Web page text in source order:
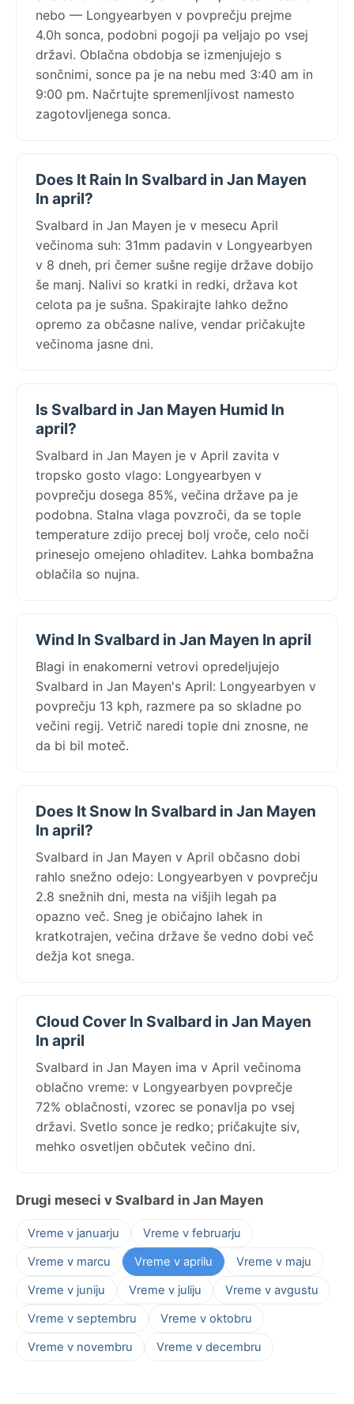
nebo — Longyearbyen v povprečju prejme
4.0h sonca, podobni pogoji pa veljajo po vsej
državi. Oblačna obdobja se izmenjujejo s
sončnimi, sonce pa je na nebu med 3:40 am in
9:00 pm. Načrtujte spremenljivost namesto
zagotovljenega sonca.
Does It Rain In Svalbard in Jan Mayen
In april?
Svalbard in Jan Mayen je v mesecu April
večinoma suh: 31mm padavin v Longyearbyen
v 8 dneh, pri čemer sušne regije države dobijo
še manj. Nalivi so kratki in redki, država kot
celota pa je sušna. Spakirajte lahko dežno
opremo za občasne nalive, vendar pričakujte
večinoma jasne dni.
Is Svalbard in Jan Mayen Humid In
april?
Svalbard in Jan Mayen je v April zavita v
tropsko gosto vlago: Longyearbyen v
povprečju dosega 85%, večina države pa je
podobna. Stalna vlaga povzroči, da se tople
temperature zdijo precej bolj vroče, celo noči
prinesejo omejeno ohladitev. Lahka bombažna
oblačila so nujna.
Wind In Svalbard in Jan Mayen In april
Blagi in enakomerni vetrovi opredeljujejo
Svalbard in Jan Mayen's April: Longyearbyen v
povprečju 13 kph, razmere pa so skladne po
večini regij. Vetrič naredi tople dni znosne, ne
da bi bil moteč.
Does It Snow In Svalbard in Jan Mayen
In april?
Svalbard in Jan Mayen v April občasno dobi
rahlo snežno odejo: Longyearbyen v povprečju
2.8 snežnih dni, mesta na višjih legah pa
opazno več. Sneg je običajno lahek in
kratkotrajen, večina države še vedno dobi več
dežja kot snega.
Cloud Cover In Svalbard in Jan Mayen
In april
Svalbard in Jan Mayen ima v April večinoma
oblačno vreme: v Longyearbyen povprečje
72% oblačnosti, vzorec se ponavlja po vsej
državi. Svetlo sonce je redko; pričakujte siv,
mehko osvetljen občutek večino dni.
Drugi meseci v Svalbard in Jan Mayen
Vreme v januarju
Vreme v februarju
Vreme v marcu
Vreme v aprilu
Vreme v maju
Vreme v juniju
Vreme v juliju
Vreme v avgustu
Vreme v septembru
Vreme v oktobru
Vreme v novembru
Vreme v decembru